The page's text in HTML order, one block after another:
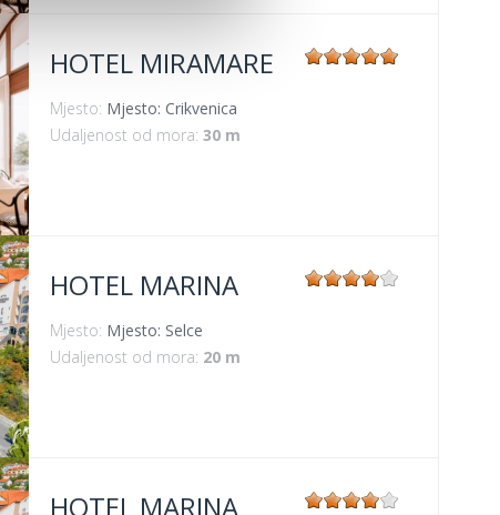
HOTEL MIRAMARE
Mjesto: Mjesto: Crikvenica
Udaljenost od mora: 30 m
HOTEL MARINA
Mjesto: Mjesto: Selce
Udaljenost od mora: 20 m
HOTEL MARINA